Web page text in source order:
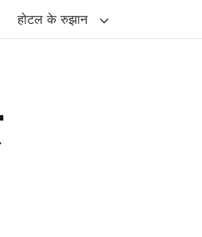
होटल के रुझान